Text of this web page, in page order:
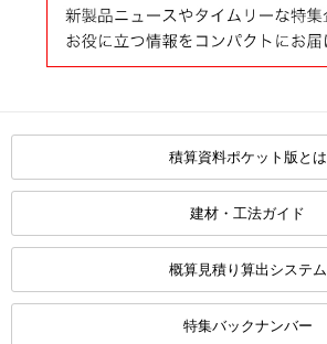
積算資料ポケット版とは
建材・工法ガイド
概算見積り算出システム
特集バックナンバー